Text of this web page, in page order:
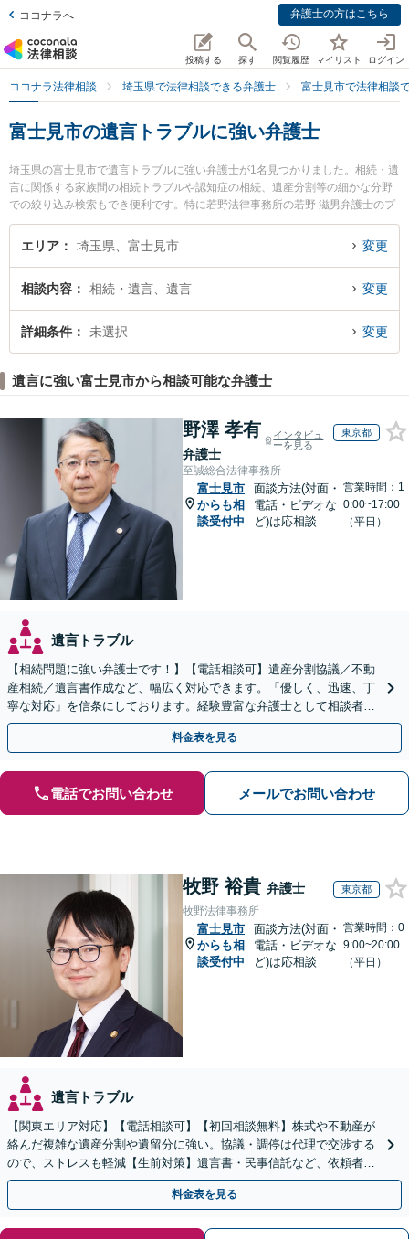
ココナラへ 弁護士の方はこちら
投稿する 探す 閲覧履歴 マイリスト ログイン
ココナラ法律相談 埼玉県で法律相談できる弁護士 富士見市で法律相談
富士見市の遺言トラブルに強い弁護士
埼玉県の富士見市で遺言トラブルに強い弁護士が1名見つかりました。相続・遺
言に関係する家族間の相続トラブルや認知症の相続、遺産分割等の細かな分野
での絞り込み検索もでき便利です。特に若野法律事務所の若野 滋男弁護士のプ
ロフィール情報や弁護士費用、強みなどが注目されています。『富士見市で土
日や夜間に発生した遺言トラブルのトラブルを今すぐに弁護士に相談したい』
たい』などでお困りの相談者さんにおすすめです。
エリア 埼玉県、富士見市 変更
相談内容 相続・遺言、遺言 変更
詳細条件 未選択 変更
遺言に強い富士見市から相談可能な弁護士
野澤 孝有
弁護士
インタビュ
ーを見る
東京都
至誠総合法律事務所
富士見市
からも相
談受付中
面談方法(対面・
電話・ビデオな
ど)は応相談
営業時間：1
0:00~17:00
（平日）
遺言トラブル
【相続問題に強い弁護士です！】【電話相談可】遺産分割協議／不動
産相続／遺言書作成など、幅広く対応できます。「優しく、迅速、丁
寧な対応」を信条にしております。経験豊富な弁護士として相談者様
のため全力を尽くします。お気軽にご相談ください。
料金表を見る
電話でお問い合わせ メールでお問い合わせ
牧野 裕貴 弁護士 東京都
牧野法律事務所
富士見市
からも相
談受付中
面談方法(対面・
電話・ビデオな
ど)は応相談
営業時間：0
9:00~20:00
（平日）
遺言トラブル
【関東エリア対応】【電話相談可】【初回相談無料】株式や不動産が
絡んだ複雑な遺産分割や遺留分に強い。協議・調停は代理で交渉する
ので、ストレスも軽減【生前対策】遺言書・民事信託など、依頼者さ
まの希望に合わせて対応【夜間・休日面談可】
料金表を見る